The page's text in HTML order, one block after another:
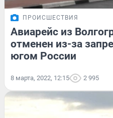
ПРОИСШЕСТВИЯ
Авиарейс из
отменен из-за
югом России
8 марта, 2022, 12:15 2 995